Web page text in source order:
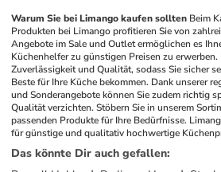
Warum Sie bei Limango kaufen sollten Beim
Produkten bei Limango profitieren Sie von
Angebote im Sale und Outlet ermöglichen es
Küchenhelfer zu günstigen Preisen zu
Zuverlässigkeit und Qualität, sodass Sie sicher
Beste für Ihre Küche bekommen. Dank unserer
und Sonderangebote können Sie zudem richtig
Qualität verzichten. Stöbern Sie in unserem
passenden Produkte für Ihre Bedürfnisse.
für günstige und qualitativ hochwertige
Das könnte Dir auch gefallen: